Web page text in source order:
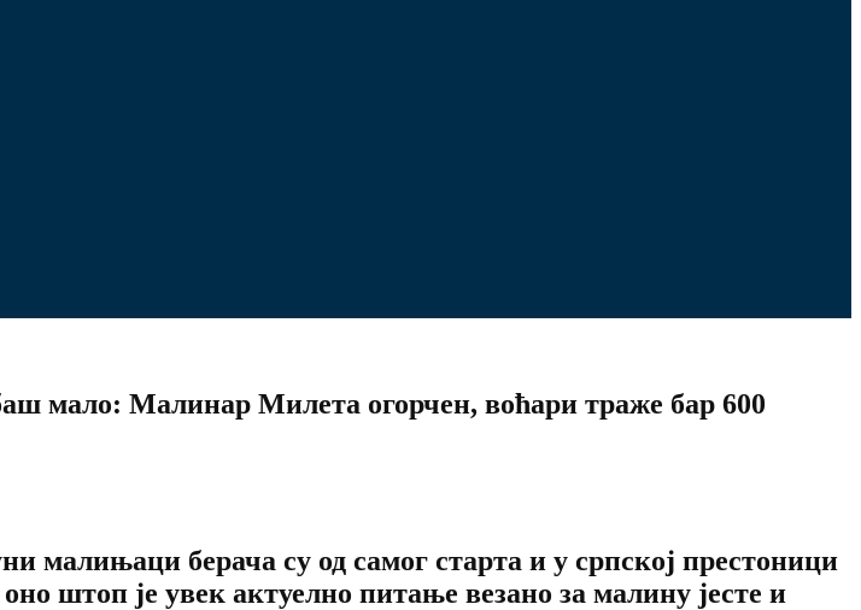
мало: Малинар Милета огорчен, воћари траже бар 600
малињаци берача су од самог старта и у српској престоници
штоп је увек актуелно питање везано за малину јесте и